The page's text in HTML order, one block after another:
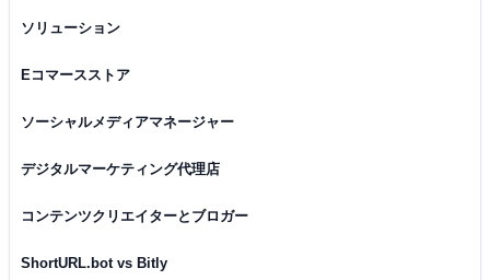
ソリューション
Eコマースストア
ソーシャルメディアマネージャー
デジタルマーケティング代理店
コンテンツクリエイターとブロガー
ShortURL.bot vs Bitly